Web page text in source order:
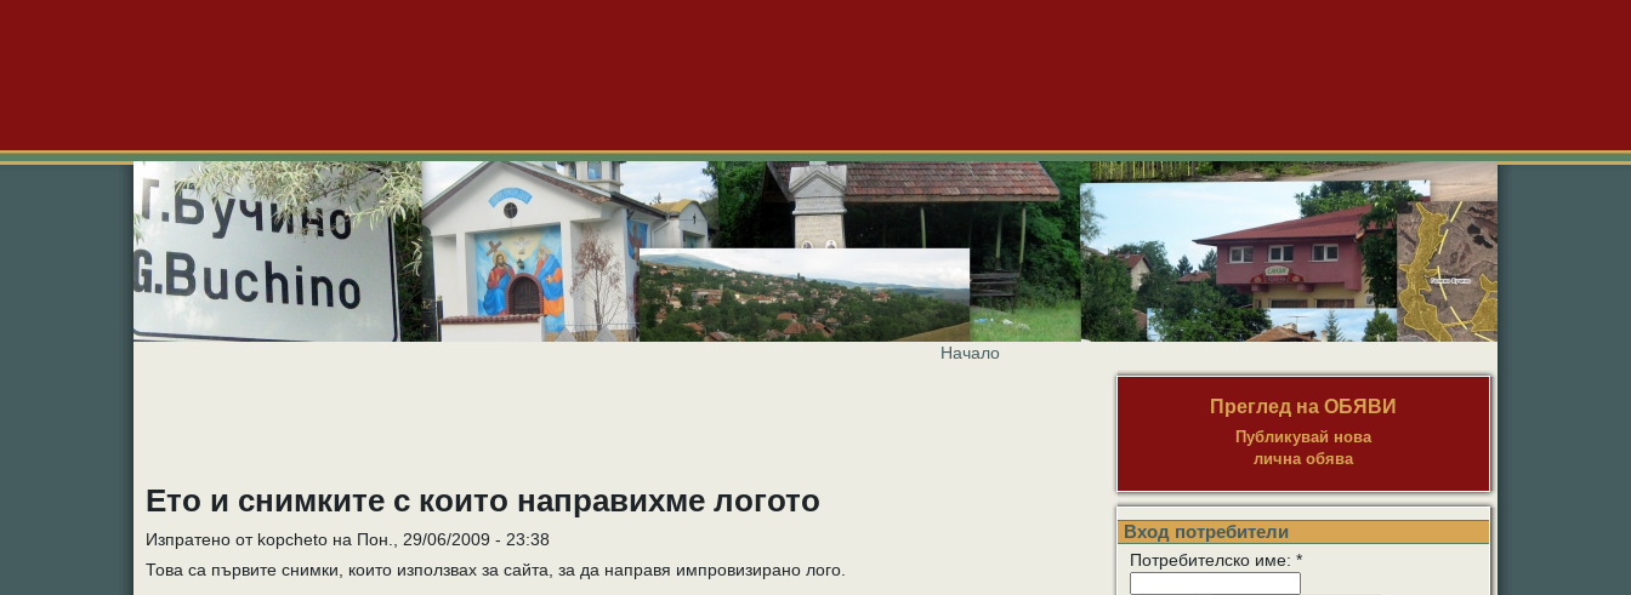
Начало
Преглед на ОБЯВИ
Публикувай нова
лична обява
Вход потребители
Потребителско име: *
Ето и снимките с които направихме логото
Изпратено от kopcheto на Пон., 29/06/2009 - 23:38
Това са първите снимки, които използвах за сайта, за да направя импровизирано лого.